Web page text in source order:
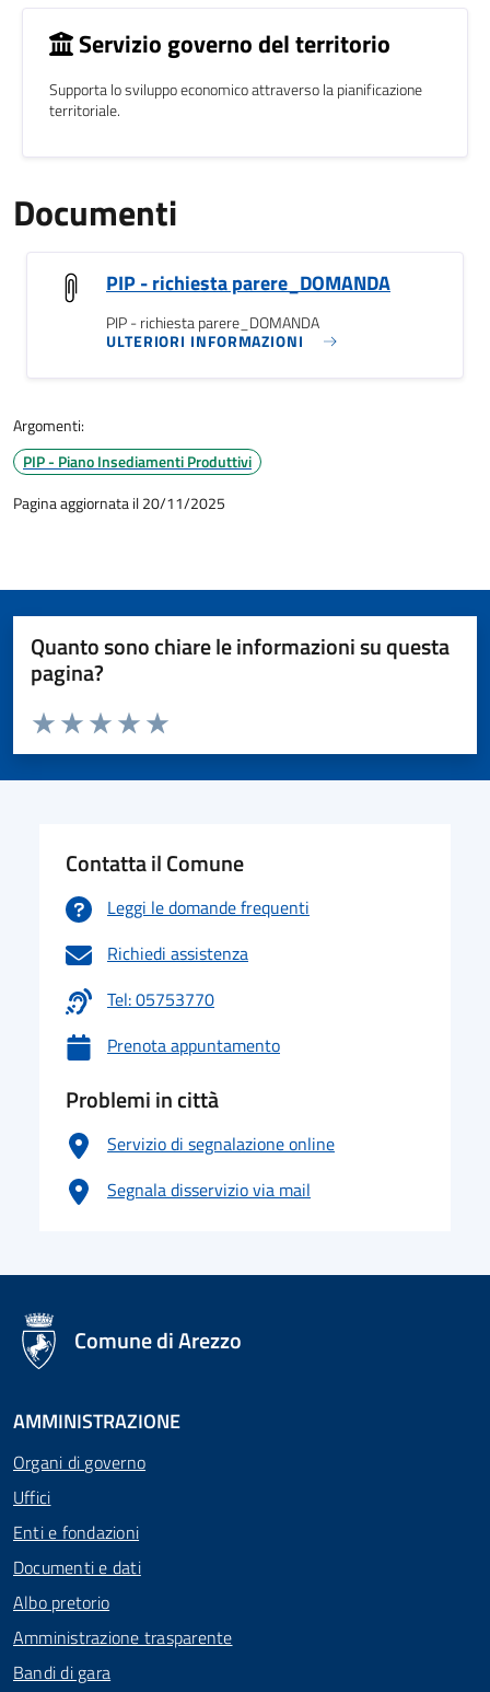
Servizio governo del territorio
Supporta lo sviluppo economico attraverso la pianificazione
territoriale.
Documenti
PIP - richiesta parere_DOMANDA
PIP - richiesta parere_DOMANDA
ULTERIORI INFORMAZIONI
Argomenti:
PIP - Piano Insediamenti Produttivi
Pagina aggiornata il 20/11/2025
Quanto sono chiare le informazioni su questa
pagina?
Valuta da 1 a 5 stelle la pagina
Valuta 5 stelle su 5
Valuta 4 stelle su 5
Valuta 3 stelle su 5
Valuta 2 stelle su 5
Valuta 1 stelle su 5
Contatta il Comune
Leggi le domande frequenti
Richiedi assistenza
Tel: 05753770
Prenota appuntamento
Problemi in città
Servizio di segnalazione online
Segnala disservizio via mail
logo Unione Europea
Comune di Arezzo
AMMINISTRAZIONE
Organi di governo
Uffici
Enti e fondazioni
Documenti e dati
Albo pretorio
Amministrazione trasparente
Bandi di gara